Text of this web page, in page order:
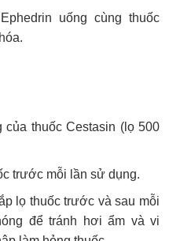
uống cùng thuốc
thuốc Cestasin (lọ 500
trước mỗi lần sử dụng.
lọ thuốc trước và sau mỗi
để tránh hơi ẩm và vi